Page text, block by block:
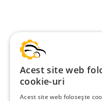
Acest site web
cookie-uri
Acest site web folosește